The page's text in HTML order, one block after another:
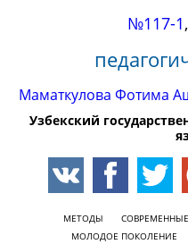
№117-1,
Маматкулова Фотима
Узбекский
МЕТОДЫ
МОЛОДОЕ ПОКОЛЕНИЕ